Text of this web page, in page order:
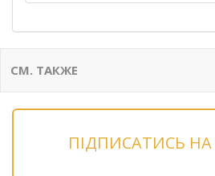
СМ. ТАКЖЕ
ПІДПИСАТИСЬ